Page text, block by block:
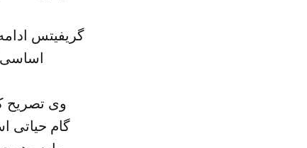
گریفیتس
وی تصریح
گام حیاتی